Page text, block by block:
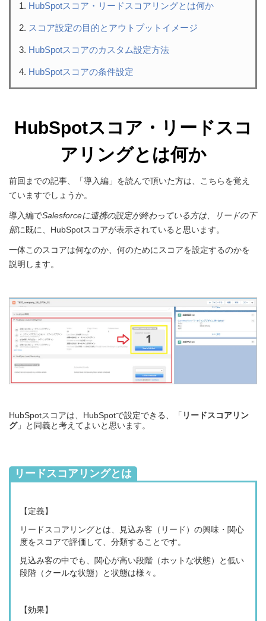
HubSpotスコア・リードスコアリングとは何か
スコア設定の目的とアウトプットイメージ
HubSpotスコアのカスタム設定方法
HubSpotスコアの条件設定
HubSpotスコア・リードスコ
アリングとは何か
前回までの記事、「導入編」を読んで頂いた方は、こちらを覚え
ていますでしょうか。
導入編でSalesforceに連携の設定が終わっている方は、リードの下
部に既に、HubSpotスコアが表示されていると思います。
一体このスコアは何なのか、何のためにスコアを設定するのかを
説明します。
HubSpotスコアは、HubSpotで設定できる、「 リードスコアリン
グ」と同義と考えてよいと思います。
リードスコアリングとは
【定義】
リードスコアリングとは、見込み客（リード）の興味・関心
度をスコアで評価して、分類することです。
見込み客の中でも、関心が高い段階（ホットな状態）と低い
段階（クールな状態）と状態は様々。
【効果】